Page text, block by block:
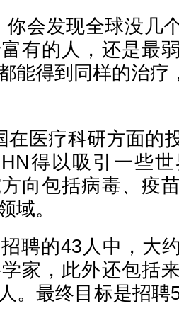
你会发现全球没
有的人，还是最
能得到同样的治疗
在医疗科研方面的
得以吸引一些
向包括病毒、疫
域。
聘的43人中，大
家，此外还包括
。最终目标是招